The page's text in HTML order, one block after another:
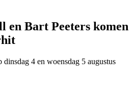
en Bart Peeters komen
4 en woensdag 5 augustus